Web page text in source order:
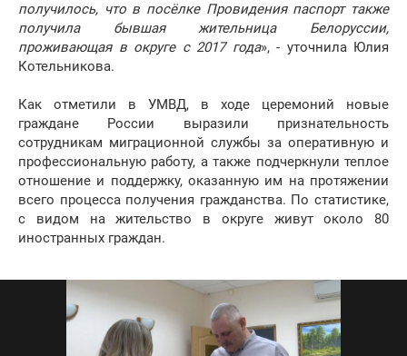
получилось, что в посёлке Провидения паспорт также
получила бывшая жительница Белоруссии,
проживающая в округе с 2017 года», - уточнила Юлия
Котельникова.
Как отметили в УМВД, в ходе церемоний новые
граждане России выразили признательность
сотрудникам миграционной службы за оперативную и
профессиональную работу, а также подчеркнули теплое
отношение и поддержку, оказанную им на протяжении
всего процесса получения гражданства. По статистике,
с видом на жительство в округе живут около 80
иностранных граждан.